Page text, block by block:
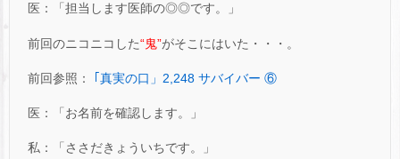
医：「担当します医師の◎◎です。」
前回のニコニコした“鬼”がそこにはいた・・・。
前回参照： ｢真実の口」2,248 サバイバー ⑥
医：「お名前を確認します。」
私：「ささだきょういちです。」